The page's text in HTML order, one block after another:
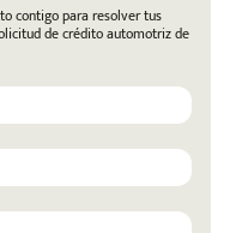
contigo para resolver tus
de crédito automotriz de